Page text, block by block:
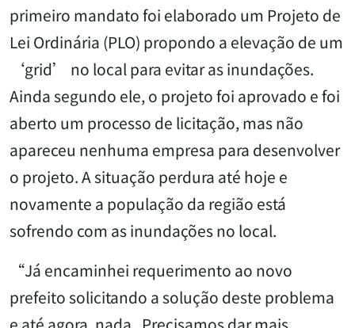
primeiro mandato foi elaborado um Projeto de
Lei Ordinária (PLO) propondo a elevação de um
‘grid’ no local para evitar as inundações.
Ainda segundo ele, o projeto foi aprovado e foi
aberto um processo de licitação, mas não
apareceu nenhuma empresa para desenvolver
o projeto. A situação perdura até hoje e
novamente a população da região está
sofrendo com as inundações no local.
“Já encaminhei requerimento ao novo
prefeito solicitando a solução deste problema